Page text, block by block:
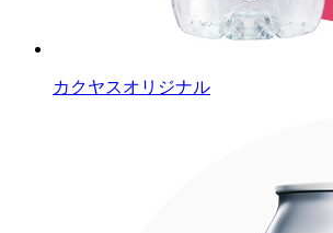
カクヤスオリジナル